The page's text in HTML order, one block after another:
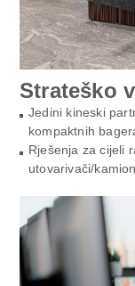
Strateško
Jedini kineski
kompaktnih
Rješenja za cijeli
utovarivači/